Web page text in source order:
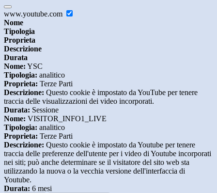
www.youtube.com
Nome
Tipologia
Proprieta
Descrizione
Durata
Nome: YSC
Tipologia: analitico
Proprieta: Terze Parti
Descrizione: Questo cookie è impostato da YouTube per tenere
traccia delle visualizzazioni dei video incorporati.
Durata: Sessione
Nome: VISITOR_INFO1_LIVE
Tipologia: analitico
Proprieta: Terze Parti
Descrizione: Questo cookie è impostato da Youtube per tenere
traccia delle preferenze dell'utente per i video di Youtube incorporati
nei siti; può anche determinare se il visitatore del sito web sta
utilizzando la nuova o la vecchia versione dell'interfaccia di
Youtube.
Durata: 6 mesi